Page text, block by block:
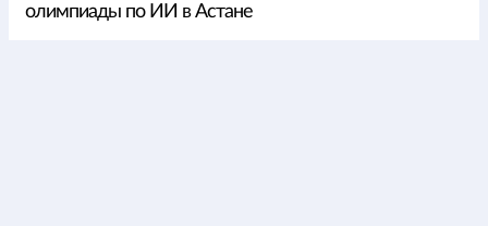
олимпиады по ИИ в Астане